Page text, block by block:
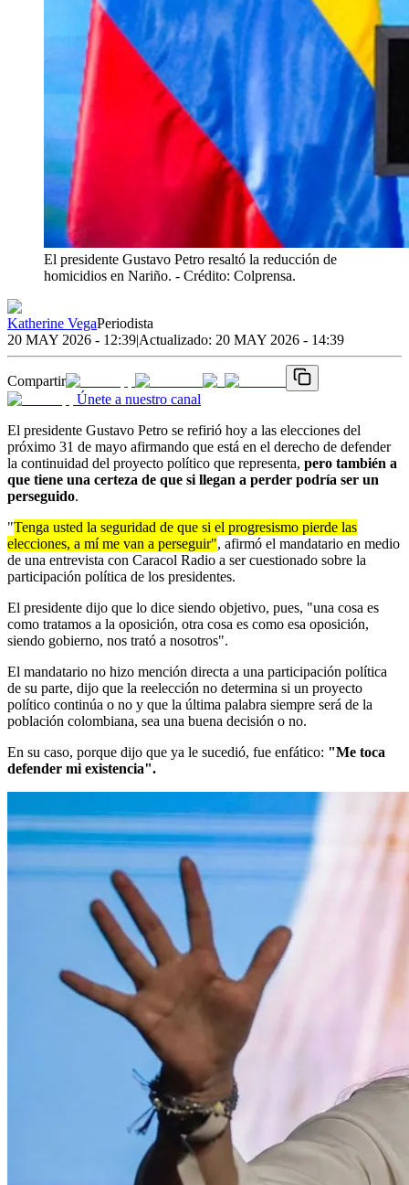
El presidente Gustavo Petro resaltó la reducción de
homicidios en Nariño. - Crédito: Colprensa.
Katherine VegaPeriodista
20 MAY 2026 - 12:39|Actualizado: 20 MAY 2026 - 14:39
Compartir
Únete a nuestro canal
El presidente Gustavo Petro se refirió hoy a las elecciones del
próximo 31 de mayo afirmando que está en el derecho de defender
la continuidad del proyecto político que representa, pero también a
que tiene una certeza de que si llegan a perder podría ser un
perseguido.
"Tenga usted la seguridad de que si el progresismo pierde las
elecciones, a mí me van a perseguir", afirmó el mandatario en medio
de una entrevista con Caracol Radio a ser cuestionado sobre la
participación política de los presidentes.
El presidente dijo que lo dice siendo objetivo, pues, "una cosa es
como tratamos a la oposición, otra cosa es como esa oposición,
siendo gobierno, nos trató a nosotros".
El mandatario no hizo mención directa a una participación política
de su parte, dijo que la reelección no determina si un proyecto
político continúa o no y que la última palabra siempre será de la
población colombiana, sea una buena decisión o no.
En su caso, porque dijo que ya le sucedió, fue enfático: "Me toca
defender mi existencia".